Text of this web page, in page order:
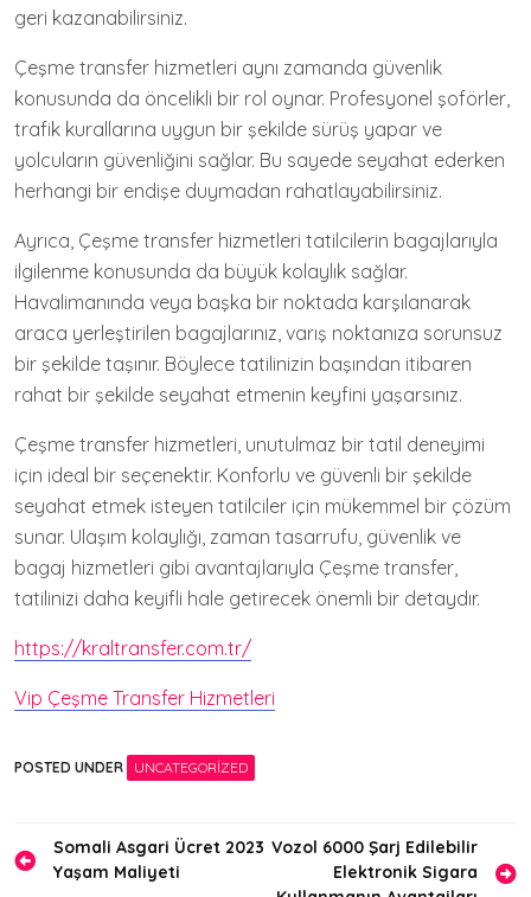
geri kazanabilirsiniz.
Çeşme transfer hizmetleri aynı zamanda güvenlik
konusunda da öncelikli bir rol oynar. Profesyonel şoförler,
trafik kurallarına uygun bir şekilde sürüş yapar ve
yolcuların güvenliğini sağlar. Bu sayede seyahat ederken
herhangi bir endişe duymadan rahatlayabilirsiniz.
Ayrıca, Çeşme transfer hizmetleri tatilcilerin bagajlarıyla
ilgilenme konusunda da büyük kolaylık sağlar.
Havalimanında veya başka bir noktada karşılanarak
araca yerleştirilen bagajlarınız, varış noktanıza sorunsuz
bir şekilde taşınır. Böylece tatilinizin başından itibaren
rahat bir şekilde seyahat etmenin keyfini yaşarsınız.
Çeşme transfer hizmetleri, unutulmaz bir tatil deneyimi
için ideal bir seçenektir. Konforlu ve güvenli bir şekilde
seyahat etmek isteyen tatilciler için mükemmel bir çözüm
sunar. Ulaşım kolaylığı, zaman tasarrufu, güvenlik ve
bagaj hizmetleri gibi avantajlarıyla Çeşme transfer,
tatilinizi daha keyifli hale getirecek önemli bir detaydır.
https://kraltransfer.com.tr/
Vip Çeşme Transfer Hizmetleri
POSTED UNDER UNCATEGORIZED
Yazı
gezinmesi
Somali Asgari Ücret 2023
Yaşam Maliyeti
Vozol 6000 Şarj Edilebilir
Elektronik Sigara